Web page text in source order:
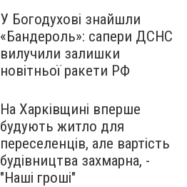
У Богодухові знайшли
«Бандероль»: сапери ДСНС
вилучили залишки
новітньої ракети РФ
На Харківщині вперше
будують житло для
переселенців, але вартість
будівництва захмарна, -
"Наші гроші"